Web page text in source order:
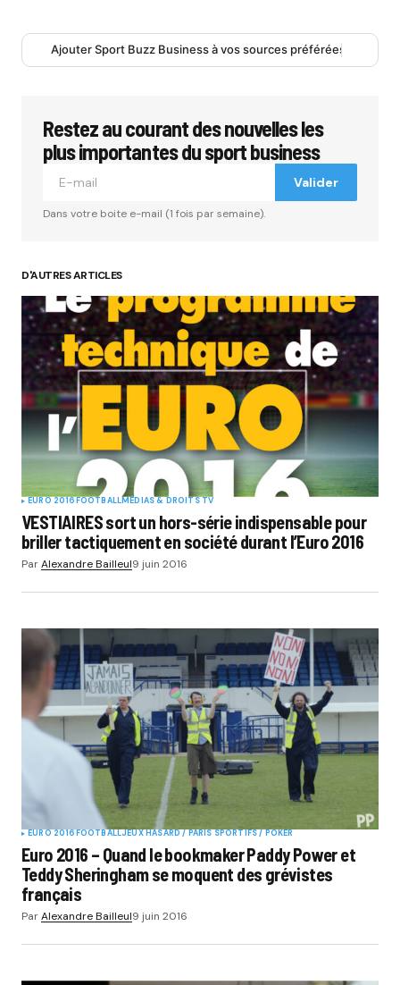
Ajouter Sport Buzz Business à vos sources préférées
Restez au courant des nouvelles les
plus importantes du sport business
Valider
Dans votre boite e-mail (1 fois par semaine).
D'AUTRES ARTICLES
EURO 2016FOOTBALLMÉDIAS & DROITS TV
VESTIAIRES sort un hors-série indispensable pour
briller tactiquement en société durant l’Euro 2016
ParAlexandre Bailleul9 juin 2016
EURO 2016FOOTBALLJEUX HASARD / PARIS SPORTIFS / POKER
Euro 2016 – Quand le bookmaker Paddy Power et
Teddy Sheringham se moquent des grévistes
français
ParAlexandre Bailleul9 juin 2016